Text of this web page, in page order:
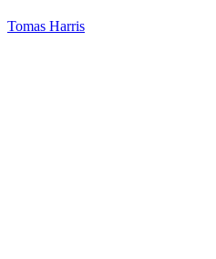
Tomas Harris